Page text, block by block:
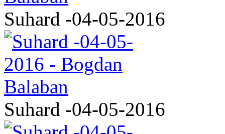
Suhard -04-05-2016
Suhard -04-05-2016